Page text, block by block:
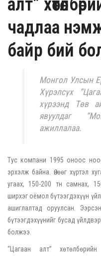
алт”
чадлаа
байр бий
Монгол Улсын
Хүрэлсүх
хүрээнд Төв
явуулдаг
ажиллалаа.
Тус компани 1995 оноос
эрхэлж байна. Өнөөг хүртэл
угаах, 150-200 тн самнах,
ширхэг оёмол бүтээгдэхүүн
ашиглалтад оруулсан.
бүтээгдэхүүнийг бусад
болжээ.
“Цагаан алт”